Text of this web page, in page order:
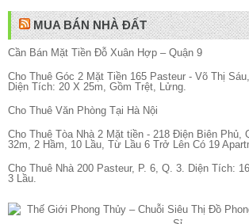
MUA BÁN NHÀ ĐẤT
Cần Bán Mặt Tiền Đỗ Xuân Hợp – Quận 9
Cho Thuê Góc 2 Mặt Tiền 165 Pasteur - Võ Thị
Diện Tích: 20 X 25m, Gồm Trệt, Lửng.
Cho Thuê Văn Phòng Tại Hà Nội
Cho Thuê Tòa Nhà 2 Mặt tiền - 218 Điện Biên Phủ,
32m, 2 Hầm, 10 Lầu, Từ Lầu 6 Trở Lên Có 19
Cho Thuê Nhà 200 Pasteur, P. 6, Q. 3. Diện Tích:
3 Lầu.